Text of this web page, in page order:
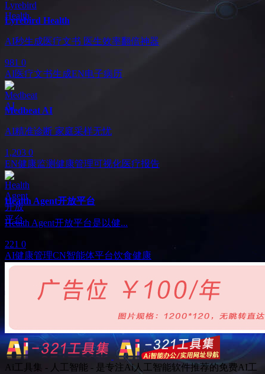
Lyrebird Health
AI秒生成医疗文书 医生效率翻倍神器
981 0
AI医疗文书生成EN电子病历
Medbeat AI
AI精准诊断 家庭采样无忧
1,203 0
EN健康监测健康管理可视化医疗报告
Health Agent开放平台
Health Agent开放平台是以健...
221 0
AI健康管理CN智能体平台饮食健康
Ai工具集 - 人工智能 - 是专注Ai人工智能软件推荐的免费AI工